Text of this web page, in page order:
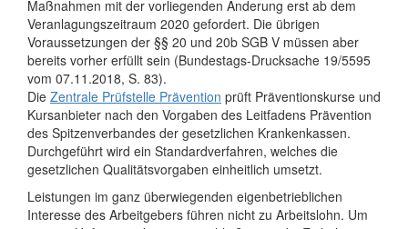
Maßnahmen mit der vorliegenden Änderung erst ab dem
Veranlagungszeitraum 2020 gefordert. Die übrigen
Voraussetzungen der §§ 20 und 20b SGB V müssen aber
bereits vorher erfüllt sein (Bundestags-Drucksache 19/5595
vom 07.11.2018, S. 83).
Die Zentrale Prüfstelle Prävention prüft Präventionskurse und
Kursanbieter nach den Vorgaben des Leitfadens Prävention
des Spitzenverbandes der gesetzlichen Krankenkassen.
Durchgeführt wird ein Standardverfahren, welches die
gesetzlichen Qualitätsvorgaben einheitlich umsetzt.
Leistungen im ganz überwiegenden eigenbetrieblichen
Interesse des Arbeitgebers führen nicht zu Arbeitslohn. Um